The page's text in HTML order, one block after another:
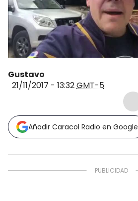
Gustavo
21/11/2017 - 13:32GMT-5
Añadir Caracol Radio en Google